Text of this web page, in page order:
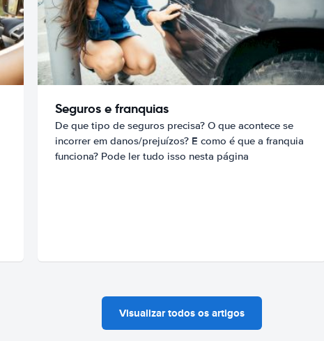
Seguros e franquias
De que tipo de seguros precisa? O que acontece se
incorrer em danos/prejuízos? E como é que a franquia
funciona? Pode ler tudo isso nesta página
Visualizar todos os artigos